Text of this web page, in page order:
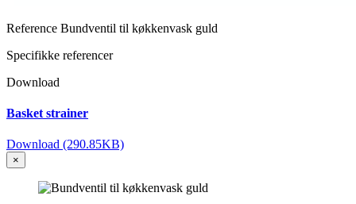
Reference Bundventil til køkkenvask guld
Specifikke referencer
Download
Basket strainer
Download (290.85KB)
×